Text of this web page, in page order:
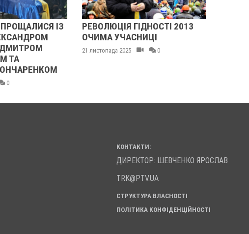
ІЗ
РЕВОЛЮЦІЯ ГІДНОСТІ 2013
ОЧИМА УЧАСНИЦІ
21 листопада 2025 0
ЖІНКА ШТОВХНУЛА
КОНТАКТИ:
ДИРЕКТОР: ШЕВЧЕНКО ЯРОСЛАВ
TRK@PTV.UA
СТРУКТУРА ВЛАСНОСТІ
ПОЛІТИКА КОНФІДЕНЦІЙНОСТІ